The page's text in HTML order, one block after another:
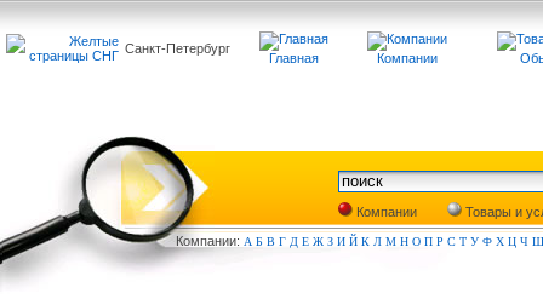
Санкт-Петербург
Главная Компании
Компании
Товары и
Компании: А Б В Г Д Е Ж З И Й К Л М Н О П Р С Т У Ф Х Ц Ч Ш